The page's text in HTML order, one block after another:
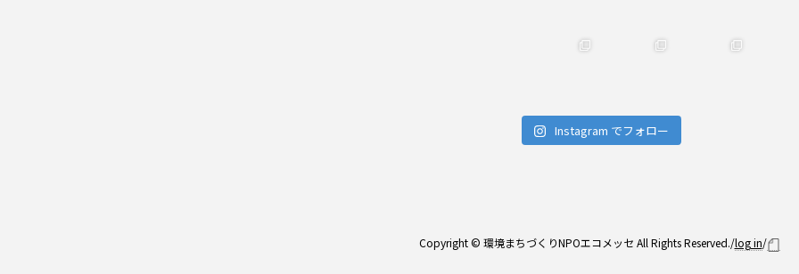
Instagram でフォロー
Copyright © 環境まちづくりNPOエコメッセ All Rights Reserved./log in/